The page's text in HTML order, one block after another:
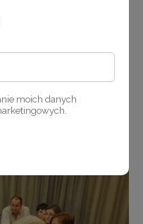
moich danych